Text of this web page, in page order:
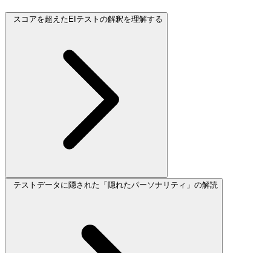
スコアを超えたEIテストの解釈を理解する
テストデータに隠された「隠れたパーソナリティ」の解読